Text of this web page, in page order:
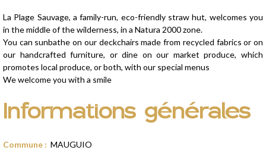
Presentation
La Plage Sauvage, a family-run, eco-friendly straw hut, welcomes you
in the middle of the wilderness, in a Natura 2000 zone.
You can sunbathe on our deckchairs made from recycled fabrics or on
our handcrafted furniture, or dine on our market produce, which
promotes local produce, or both, with our special menus
We welcome you with a smile
Informations générales
Commune : MAUGUIO